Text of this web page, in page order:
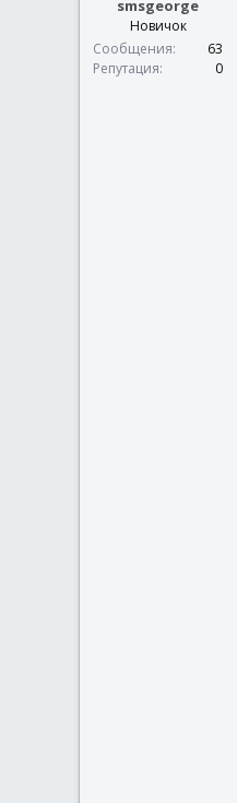
smsgeorge
Новичок
Сообщения
63
Репутация
0